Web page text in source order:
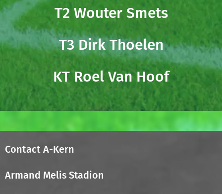
T2 Wouter Smets
T3 Dirk Thoelen
KT Roel Van Hoof
Contact A-Kern
Armand Melis Stadion